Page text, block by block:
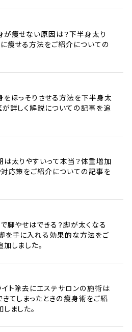
痩せない原因は？下半身太り
痩せる方法をご紹介についての
ほっそりさせる方法を下半身太
詳しく解説についての記事を追
太りやすいって本当？体重増加
応策をご紹介についての記事を
脚やせはできる？脚が太くなる
を手に入れる効果的な方法をご
しました。
ト除去にエステサロンの施術は
てしまったときの痩身術をご紹
ました。